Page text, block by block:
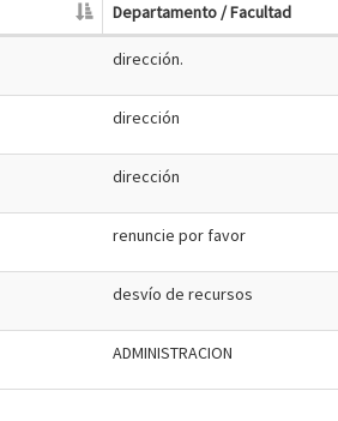
Departamento / Facultad
dirección.
dirección
dirección
renuncie por favor
desvío de recursos
ADMINISTRACION